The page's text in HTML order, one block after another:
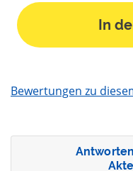
In
Bewertungen zu